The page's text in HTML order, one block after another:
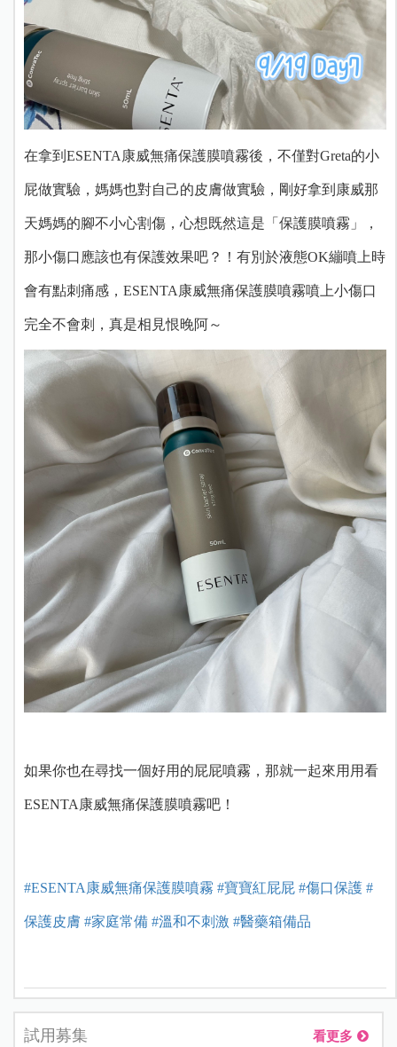
在拿到ESENTA康威無痛保護膜噴霧後，不僅對Greta的小
屁做實驗，媽媽也對自己的皮膚做實驗，剛好拿到康威那
天媽媽的腳不小心割傷，心想既然這是「保護膜噴霧」，
那小傷口應該也有保護效果吧？！有別於液態OK繃噴上時
會有點刺痛感，ESENTA康威無痛保護膜噴霧噴上小傷口
完全不會刺，真是相見恨晚阿～
如果你也在尋找一個好用的屁屁噴霧，那就一起來用用看
ESENTA康威無痛保護膜噴霧吧！
#ESENTA康威無痛保護膜噴霧 #寶寶紅屁屁 #傷口保護 #
保護皮膚 #家庭常備 #溫和不刺激 #醫藥箱備品
試用募集 看更多